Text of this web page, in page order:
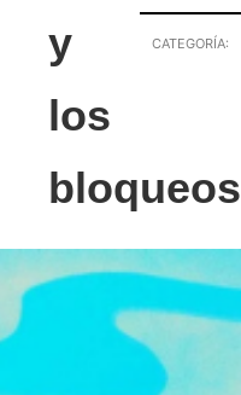
y
los
bloqueos
CATEGORÍA: